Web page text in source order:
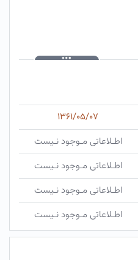
۱۳۶۱/۰۵/۰۷
اطـلاعاتی مـوجود نـیست
اطـلاعاتی مـوجود نـیست
اطـلاعاتی مـوجود نـیست
اطـلاعاتی مـوجود نـیست